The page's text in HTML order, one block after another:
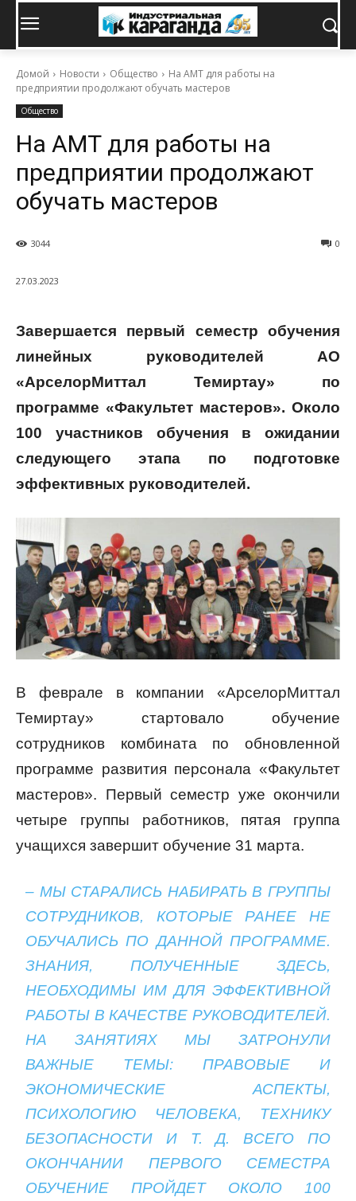
Домой Новости Общество
На АМТ для работы на
предприятии продолжают обучать мастеров
Общество
На АМТ для работы на
предприятии продолжают
обучать мастеров
0
3044
27.03.2023
Завершается первый семестр обучения
линейных руководителей АО
«АрселорМиттал Темиртау» по
программе «Факультет мастеров». Около
100 участников обучения в ожидании
следующего этапа по подготовке
эффективных руководителей.
В феврале в компании «АрселорМиттал
Темиртау» стартовало обучение
сотрудников комбината по обновленной
программе развития персонала «Факультет
мастеров». Первый семестр уже окончили
четыре группы работников, пятая группа
учащихся завершит обучение 31 марта.
– МЫ СТАРАЛИСЬ НАБИРАТЬ В ГРУППЫ
СОТРУДНИКОВ, КОТОРЫЕ РАНЕЕ НЕ
ОБУЧАЛИСЬ ПО ДАННОЙ ПРОГРАММЕ.
ЗНАНИЯ, ПОЛУЧЕННЫЕ ЗДЕСЬ,
НЕОБХОДИМЫ ИМ ДЛЯ ЭФФЕКТИВНОЙ
РАБОТЫ В КАЧЕСТВЕ РУКОВОДИТЕЛЕЙ.
НА ЗАНЯТИЯХ МЫ ЗАТРОНУЛИ
ВАЖНЫЕ ТЕМЫ: ПРАВОВЫЕ И
ЭКОНОМИЧЕСКИЕ АСПЕКТЫ,
ПСИХОЛОГИЮ ЧЕЛОВЕКА, ТЕХНИКУ
БЕЗОПАСНОСТИ И Т. Д. ВСЕГО ПО
ОКОНЧАНИИ ПЕРВОГО СЕМЕСТРА
ОБУЧЕНИЕ ПРОЙДЕТ ОКОЛО 100